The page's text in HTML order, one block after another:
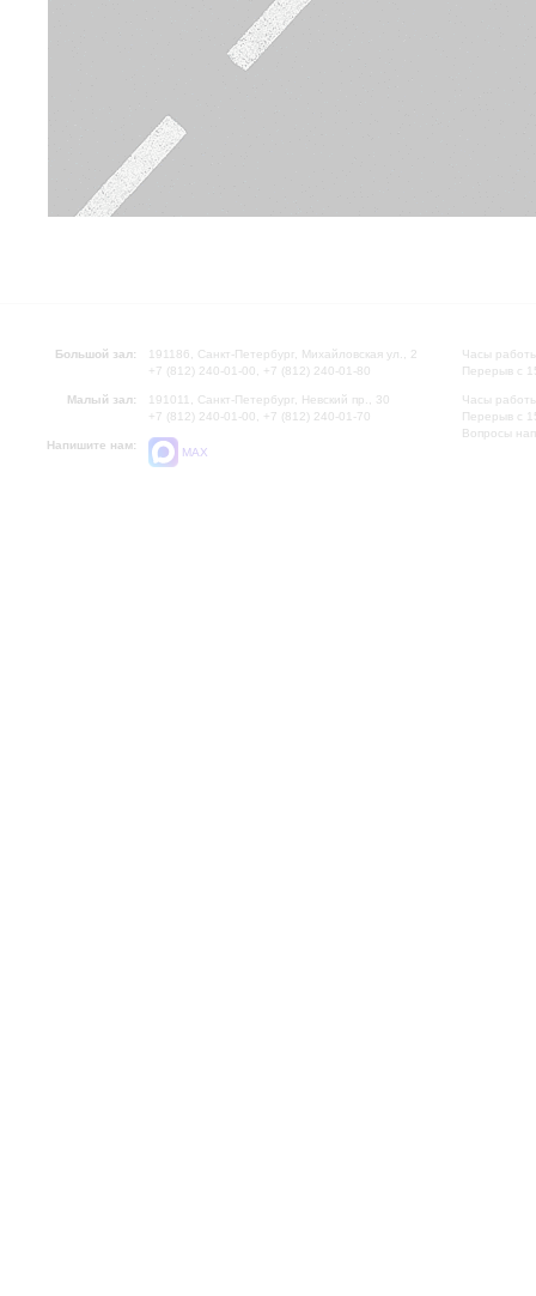
Большой зал:
191186, Санкт-Петербург, Михайловская ул., 2
+7 (812) 240-01-00, +7 (812) 240-01-80
Малый зал:
191011, Санкт-Петербург, Невский пр., 30
+7 (812) 240-01-00, +7 (812) 240-01-70
Напишите нам:
MAX
Часы
Перерыв с
Часы
Перерыв с
Вопросы